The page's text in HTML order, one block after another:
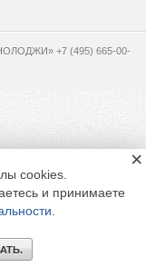
+7 (495) 665-00-
cookies.
и принимаете
×